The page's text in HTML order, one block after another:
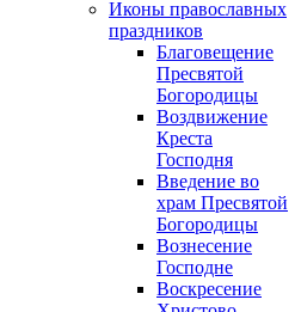
Иконы православных
праздников
Благовещение
Пресвятой
Богородицы
Воздвижение
Креста
Господня
Введение во
храм Пресвятой
Богородицы
Вознесение
Господне
Воскресение